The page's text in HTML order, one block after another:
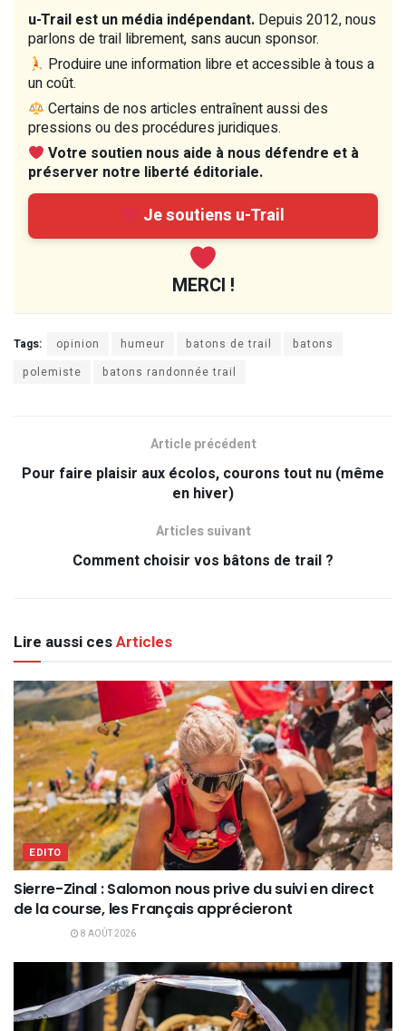
u-Trail est un média indépendant. Depuis 2012, nous
parlons de trail librement, sans aucun sponsor.
Produire une information libre et accessible à tous a
un coût.
Certains de nos articles entraînent aussi des
pressions ou des procédures juridiques.
Votre soutien nous aide à nous défendre et à
préserver notre liberté éditoriale.
Je soutiens u-Trail
MERCI !
Tags: opinion humeur batons de trail
batons
polemiste
batons randonnée trail
Article précédent
Pour faire plaisir aux écolos, courons tout nu (même
en hiver)
Articles suivant
Comment choisir vos bâtons de trail ?
Lire aussi cesArticles
EDITO
Sierre-Zinal : Salomon nous prive du suivi en direct
de la course, les Français apprécieront
8 AOÛT 2026